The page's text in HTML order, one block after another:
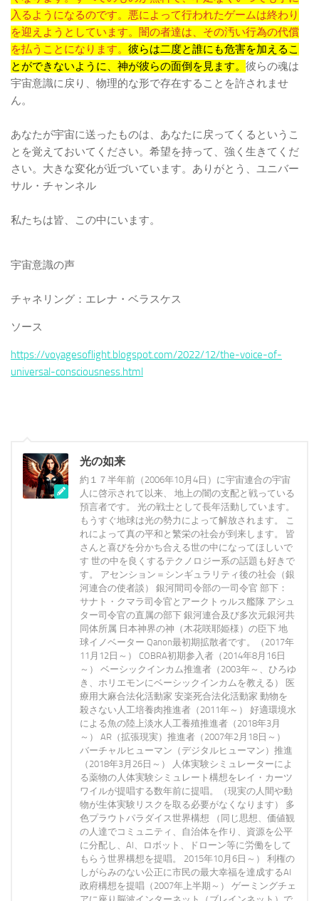
入るようになるのです。悪によって行われたゲームは終わり
を迎えようとしています。闇の者達は、その汚い行為の代償
を払うことになります。 彼らは二度と誰にも危害を加えるこ
とができないように、神が彼らの面倒を見ます。 彼らの魂は
宇宙意識に戻り、物理的な形で存在することを許されませ
ん。
あなたが宇宙に送ったものは、あなたに戻ってくるというこ
とを覚えておいてください。希望を持って、強く生きてくだ
さい。大きな変化が近づいています。ありがとう、ユニバー
サル・チャンネル
私たちは皆、この中にいます。
宇宙意識の声
チャネリング：エレナ・ベラスケス
ソース
https://voyagesoflight.blogspot.com/2022/12/the-voice-of-
universal-consciousness.html
光の如来
約１７半年前（2006年10月4日）に宇宙連合の宇宙
人に啓示されて以来、 地上の闇の支配と戦っている
預言者です。 光の戦士として長年活動しています。
もうすぐ地球は光の勢力によって解放されます。 こ
れによって真の平和と繁栄の社会が到来します。 皆
さんと喜びを分かち合える世の中になってほしいで
す 世の中を良くするテクノロジー系の話題も好きで
す。 アセンション＝シンギュラリティ後の社会（銀
河連合の使者談） 銀河間司令部の一司令官 部下：
サナト・クマラ司令官とアークトゥルス艦隊 アシュ
ター司令官の直属の部下 銀河連合及び多次元銀河共
同体所属 日本神界の神（木花咲耶姫様）の臣下 地
球イノベーター Qanon最初期拡散者です。（2017年
11月12日～） COBRA初期参入者（2014年8月16日
～） ベーシックインカム推進者（2003年～、ひろゆ
き、ホリエモンにベーシックインカムを教える） 医
療用大麻合法化活動家 安楽死合法化活動家 動物を
殺さない人工培養肉推進者（2011年～） 好適環境水
による魚の陸上淡水人工養殖推進者（2018年3月
～） AR（拡張現実）推進者（2007年2月18日～）
バーチャルヒューマン（デジタルヒューマン）推進
（2018年3月26日～） 人体実験シミュレーターによ
る薬物の人体実験シミュレート構想をレイ・カーツ
ワイルが提唱する数年前に提唱。（現実の人間や動
物が生体実験リスクを取る必要がなくなります） 多
色プラウトパラダイス世界構想 （同じ思想、価値観
の人達でコミュニティ、自治体を作り、資源を公平
に分配し、AI、ロボット、ドローン等に労働をして
もらう世界構想を提唱。 2015年10月6日～） 利権の
しがらみのない公正に市民の最大幸福を達成するAI
政府構想を提唱（2007年上半期～） ゲーミングチェ